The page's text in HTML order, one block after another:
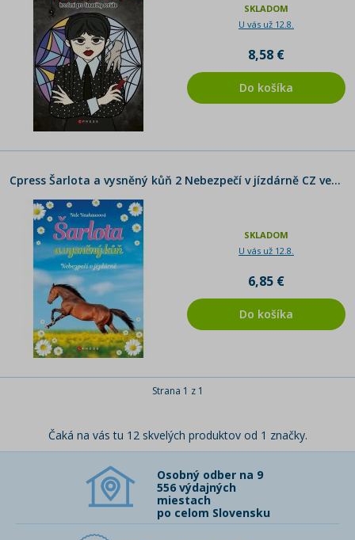
SKLADOM
U vás už 12.8.
8,58 €
Do košíka
Cpress Šarlota a vysněný kůň 2 Nebezpečí v jízdárně CZ verzia
SKLADOM
U vás už 12.8.
6,85 €
Do košíka
Strana 1 z 1
Čaká na vás tu 12 skvelých produktov od 1 značky.
Osobný odber na 9
556 výdajných
miestach
po celom Slovensku